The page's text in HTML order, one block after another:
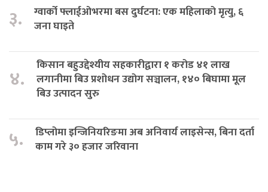
३.
ग्वार्को फ्लाईओभरमा बस दुर्घटना: एक महिलाको मृत्यु, ६
जना घाइते
४.
किसान बहुउद्देश्यीय सहकारीद्वारा १ करोड ४१ लाख
लगानीमा बिउ प्रशोधन उद्योग सञ्चालन, १४० बिघामा मूल
बिउ उत्पादन सुरु
५.
डिप्लोमा इन्जिनियरिङमा अब अनिवार्य लाइसेन्स, बिना दर्ता
काम गरे ३० हजार जरिवाना